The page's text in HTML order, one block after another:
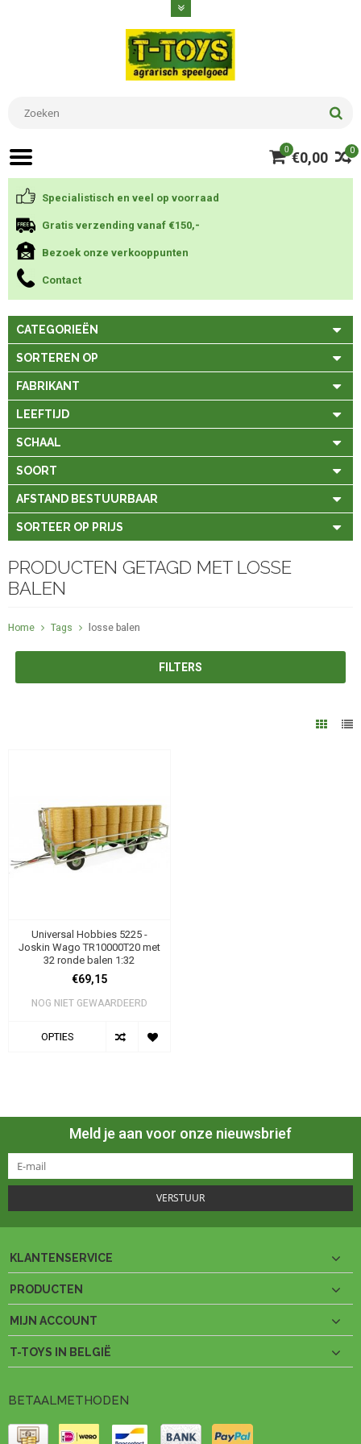
0
0 €0,00
Specialistisch en veel op voorraad
Gratis verzending vanaf €150,-
Bezoek onze verkooppunten
Contact
CATEGORIEËN
SORTEREN OP
FABRIKANT
LEEFTIJD
SCHAAL
SOORT
AFSTAND BESTUURBAAR
SORTEER OP PRIJS
PRODUCTEN GETAGD MET LOSSE
BALEN
Home Tags losse balen
FILTERS
Universal Hobbies 5225 -
Joskin Wago TR10000T20 met
32 ronde balen 1:32
€69,15
NOG NIET GEWAARDEERD
OPTIES
Meld je aan voor onze nieuwsbrief
VERSTUUR
KLANTENSERVICE
PRODUCTEN
MIJN ACCOUNT
T-TOYS IN BELGIË
BETAALMETHODEN